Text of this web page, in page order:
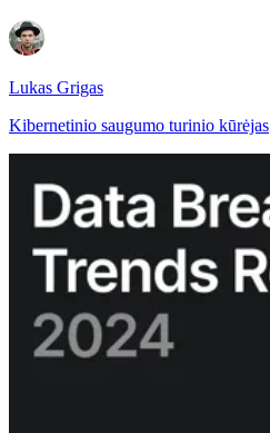
Lukas Grigas
Kibernetinio saugumo turinio kūrėjas